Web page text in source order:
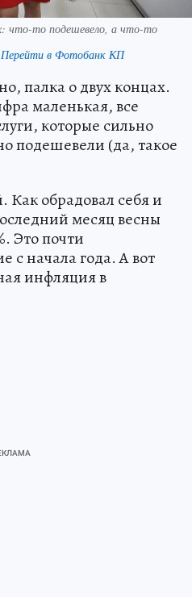
что-то подешевело, а что-то
Перейти в Фотобанк КП
палка о двух концах.
маленькая, все
которые сильно
подешевели (да, такое
обрадовал себя и
месяц весны
Это почти
с начала года. А вот
инфляция в